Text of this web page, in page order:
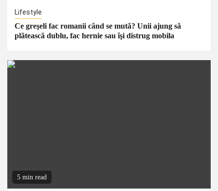
Lifestyle
Ce greşeli fac romanii când se mută? Unii ajung să
plătească dublu, fac hernie sau îşi distrug mobila
5 min read